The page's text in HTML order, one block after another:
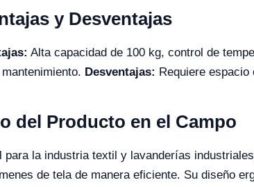
y Desventajas
Alta capacidad de 100 kg, control de
Desventajas: Requiere
del Producto en el Campo
para la industria textil y lavanderías
de tela de manera eficiente. Su diseño